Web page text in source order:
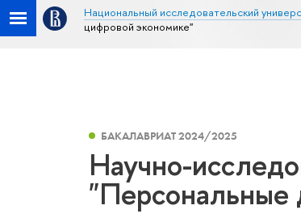
Национальный исследовательский
цифровой экономике"
БАКАЛАВРИАТ 2024/2025
Научно-
"Персональные